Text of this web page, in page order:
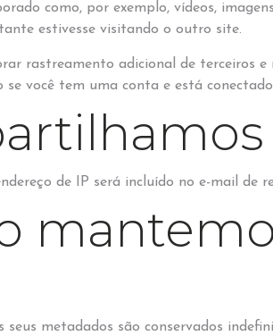
como, por exemplo, vídeos,
estivesse visitando o outro site.
rastreamento adicional de terceiros
você tem uma conta e está
de IP será incluído no e-mail de
metadados são conservados